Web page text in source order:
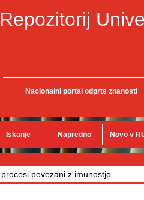
Repozitorij
Nacionalni portal odprte znanosti
Iskanje Napredno Novo v